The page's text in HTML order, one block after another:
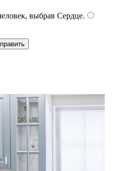
выбрав Сердце.